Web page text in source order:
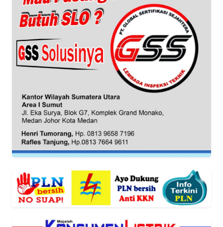
INFO
IKLAN
TENTANG
KAMI
SIBER
REDAKSI
KARIR
DISCLAIMER
Wahana